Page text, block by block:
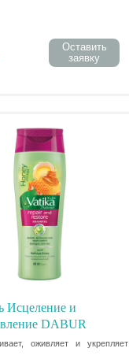
Оставить
заявку
Исцеление и
DABUR
& RESTORE
200 МЛ.
оживляет и укрепляет